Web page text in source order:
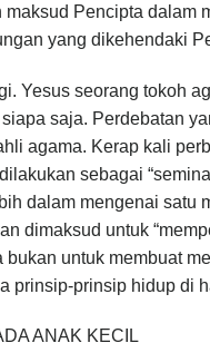
maksud Pencipta dalam
yang dikehendaki
Yesus seorang tokoh
saja. Perdebatan
agama. Kerap kali
sebagai
dalam mengenai satu
dimaksud untuk
bukan untuk membuat
prinsip-prinsip hidup di
ANAK KECIL